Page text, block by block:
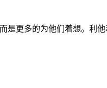
更多的为他们着想。利